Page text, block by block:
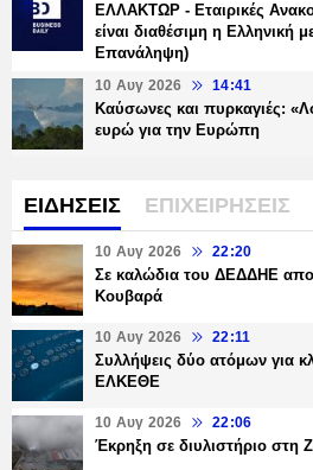
ΕΛΛΑΚΤΩΡ - Εταιρικές
είναι διαθέσιμη η Ελληνική
Επανάληψη)
10 Αυγ 2026 14:41
Καύσωνες και πυρκαγιές:
ευρώ για την Ευρώπη
ΕΙΔΗΣΕΙΣ ΕΠΙΧΕΙΡΗΣΕΙΣ
10 Αυγ 2026 22:20
Σε καλώδια του ΔΕΔΔΗΕ
Κουβαρά
10 Αυγ 2026 22:11
Συλλήψεις δύο ατόμων για
ΕΛΚΕΘΕ
10 Αυγ 2026 22:06
Έκρηξη σε διυλιστήριο στη